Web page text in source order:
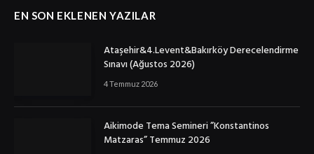
EN SON EKLENEN YAZILAR
Ataşehir&4.Levent&Bakırköy Derecelendirme
Sınavı (Ağustos 2026)
4 Temmuz 2026
Aikimode Tema Semineri ”Konstantinos
Matzaras” Temmuz 2026